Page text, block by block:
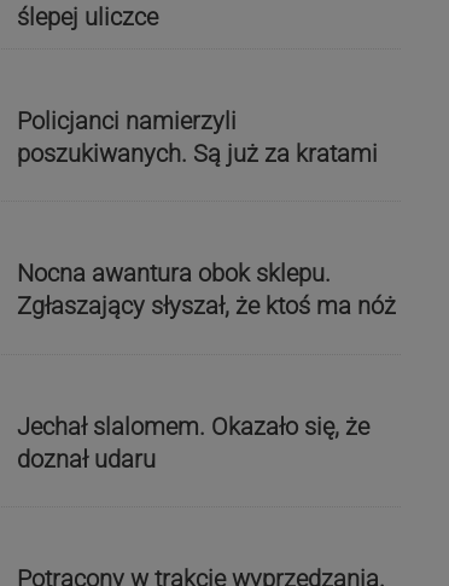
ślepej uliczce
Policjanci namierzyli
poszukiwanych. Są już za kratami
Nocna awantura obok sklepu.
Zgłaszający słyszał, że ktoś ma nóż
Jechał slalomem. Okazało się, że
doznał udaru
Potrącony w trakcie wyprzedzania.